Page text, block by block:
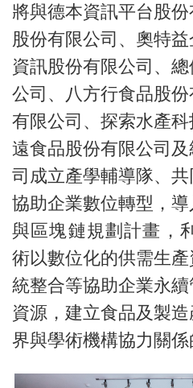
將與德本資訊平台股
股份有限公司、奧特
資訊股份有限公司、
公司、八方行食品股
有限公司、探索水產
遠食品股份有限公司
司成立產學輔導隊、
協助企業數位轉型，
與區塊鏈規劃計畫，
術以數位化的供需生
統整合等協助企業永
資源，建立食品及製
界與學術機構協力關係